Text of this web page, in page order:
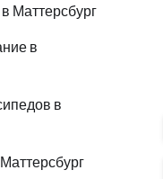
Маттерсбург
в
в